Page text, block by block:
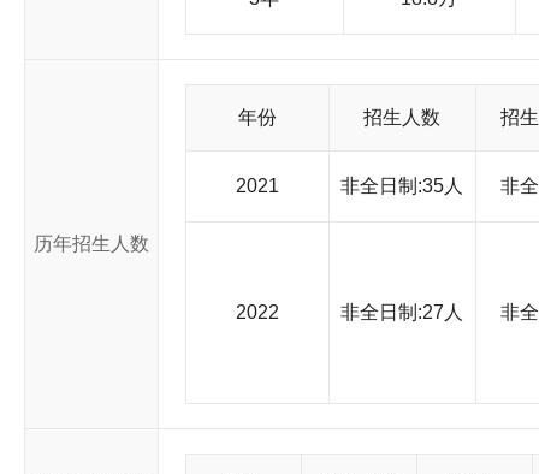
处、培养处、学位办公室、学科建设办公室和行政办公室。同
终把全面提高培养质量作为研究生教育改革的指导思想，在严
已授予博士学位 1311 人，硕士学位近 9504 人，其中有相当一
历年招生人数
年份 招生人数 招
2021 非全日制:35人 非
2022 非全日制:27人 非